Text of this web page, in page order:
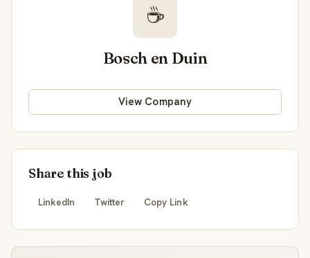
☕
Bosch en Duin
View Company
Share this job
LinkedIn Twitter Copy Link